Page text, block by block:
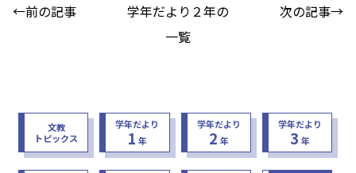
←前の記事
学年だより２年の
一覧
次の記事→
文教
トピックス
学年だより
1 年
学年だより
2 年
学年だより
3 年